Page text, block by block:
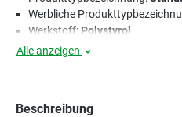
Werbliche
Werkstoff: Polystyrol
Alle anzeigen
Beschreibung